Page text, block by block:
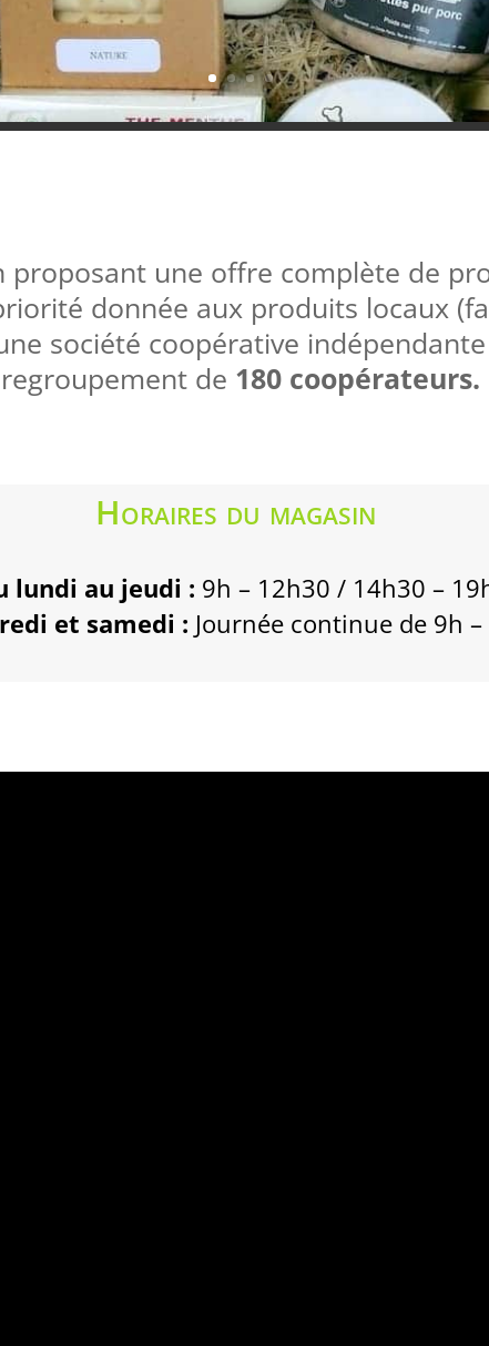
proposant une offre complète de
donnée aux produits locaux
société coopérative
regroupement de 180 coopérateurs.
Horaires du magasin
lundi au jeudi : 9h – 12h30 / 14h30 –
et samedi : Journée continue de 9h